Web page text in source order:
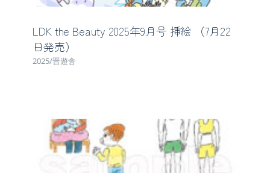
LDK the Beauty 2025年9月号 挿絵 （7月22
日発売）
2025/晋遊舎